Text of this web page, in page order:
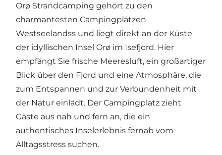
Orø Strandcamping gehört zu den
charmantesten Campingplätzen
Westseelandss und liegt direkt an der Küste
der idyllischen Insel Orø im Isefjord. Hier
empfängt Sie frische Meeresluft, ein großartiger
Blick über den Fjord und eine Atmosphäre, die
zum Entspannen und zur Verbundenheit mit
der Natur einlädt. Der Campingplatz zieht
Gäste aus nah und fern an, die ein
authentisches Inselerlebnis fernab vom
Alltagsstress suchen.